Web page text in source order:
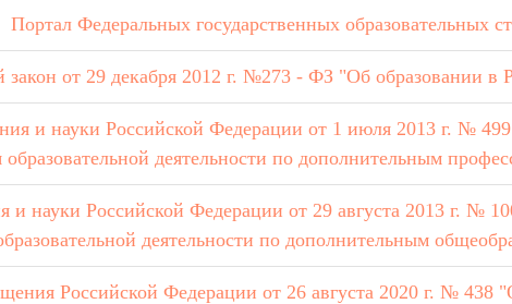
Портал Федеральных государственных образовательных
закон от 29 декабря 2012 г. №273 - ФЗ "Об образовании в
и науки Российской Федерации от 1 июля 2013 г. №
образовательной деятельности по дополнительным
и науки Российской Федерации от 29 августа 2013 г. №
деятельности по дополнительным
Российской Федерации от 26 августа 2020 г. № 438